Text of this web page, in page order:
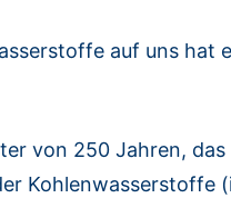
auf uns hat
von 250 Jahren,
Kohlenwasserstoffe